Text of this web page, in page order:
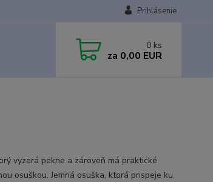
Prihlásenie
0 ks
za 0,00 EUR
vyzerá pekne a zároveň má praktické
osuškou. Jemná osuška, ktorá prispeje ku